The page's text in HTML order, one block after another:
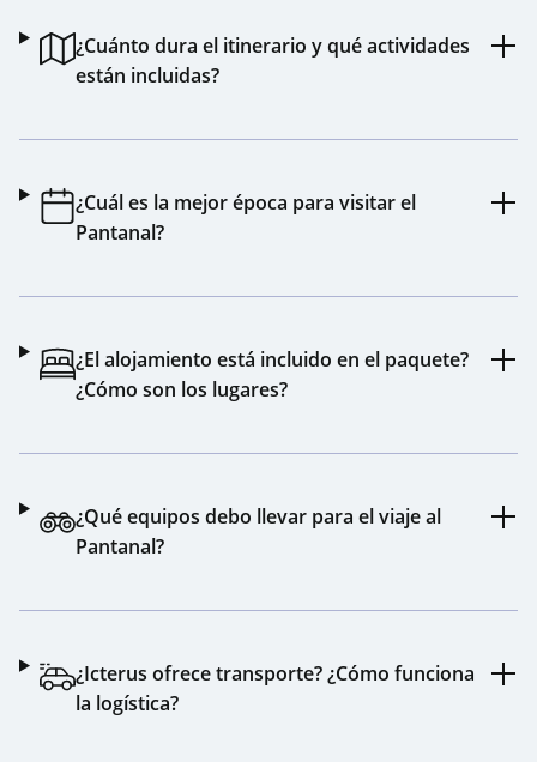
¿Cuánto dura el itinerario y qué actividades
están incluidas?
¿Cuál es la mejor época para visitar el
Pantanal?
¿El alojamiento está incluido en el paquete?
¿Cómo son los lugares?
¿Qué equipos debo llevar para el viaje al
Pantanal?
¿Icterus ofrece transporte? ¿Cómo funciona
la logística?